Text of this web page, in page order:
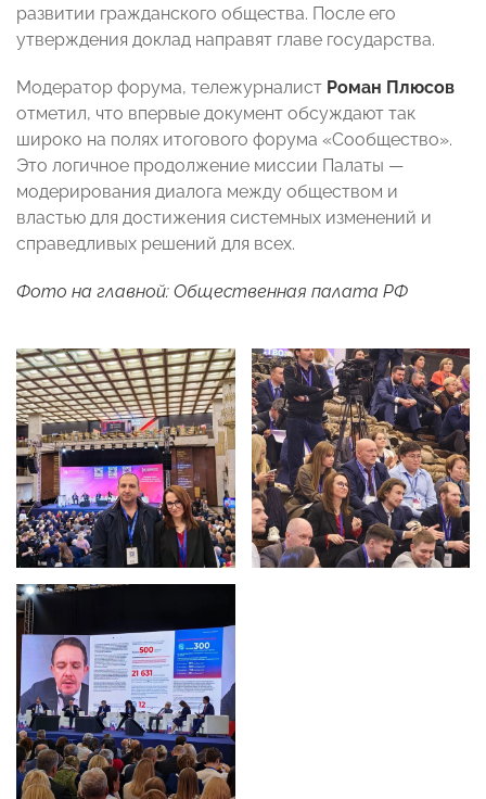
развитии гражданского общества. После его
утверждения доклад направят главе государства.
Модератор форума, тележурналист Роман Плюсов
отметил, что впервые документ обсуждают так
широко на полях итогового форума «Сообщество».
Это логичное продолжение миссии Палаты —
модерирования диалога между обществом и
властью для достижения системных изменений и
справедливых решений для всех.
Фото на главной: Общественная палата РФ